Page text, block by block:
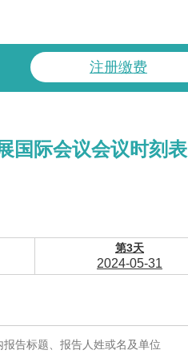
注册缴费
国际会议会议时刻表
第3天
2024-05-31